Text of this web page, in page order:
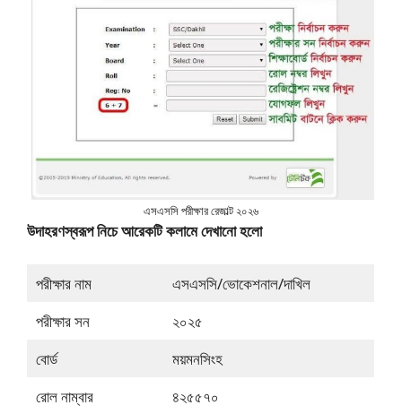
এসএসসি পরীক্ষার রেজাল্ট ২০২৬
উদাহরণস্বরূপ নিচে আরেকটি কলামে দেখানো হলো
পরীক্ষার নাম
এসএসসি/ভোকেশনাল/দাখিল
পরীক্ষার সন
২০২৫
বোর্ড
ময়মনসিংহ
রোল নাম্বার
৪২৫৫৭০